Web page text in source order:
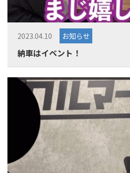
2023.04.10 お知らせ
納車はイベント！